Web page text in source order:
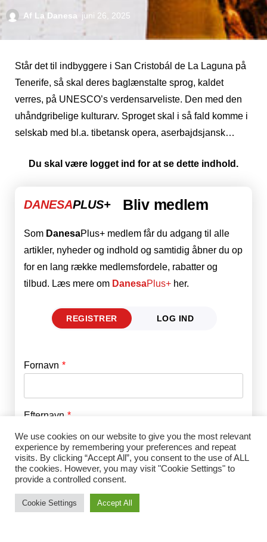
Af La Danesa juni 26, 2025
Står det til indbyggere i San Cristobál de La Laguna på
Tenerife, så skal deres baglænstalte sprog, kaldet
verres, på UNESCO’s verdensarveliste. Den med den
uhåndgribelige kulturarv. Sproget skal i så fald komme i
selskab med bl.a. tibetansk opera, aserbajdsjansk…
Du skal være logget ind for at se dette indhold.
DANESAPLUS+ Bliv medlem
Som DanesaPlus+ medlem får du adgang til alle
artikler, nyheder og indhold og samtidig åbner du op
for en lang række medlemsfordele, rabatter og
tilbud. Læs mere om DanesaPlus+ her.
REGISTRER LOG IND
Fornavn *
Efternavn *
E-mail *
Adgangskode
E-mail
Adgangskode
Husk mig
We use cookies on our website to give you the most relevant
experience by remembering your preferences and repeat
visits. By clicking “Accept All”, you consent to the use of ALL
the cookies. However, you may visit "Cookie Settings" to
provide a controlled consent.
Cookie Settings Accept All